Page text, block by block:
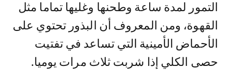
التمور لمدة ساعة وطحنها وغليها تماما مثل
القهوة، ومن المعروف أن البذور تحتوي على
الأحماض الأمينية التي تساعد في تفتيت
حصى الكلي إذا شربت ثلاث مرات يوميا.